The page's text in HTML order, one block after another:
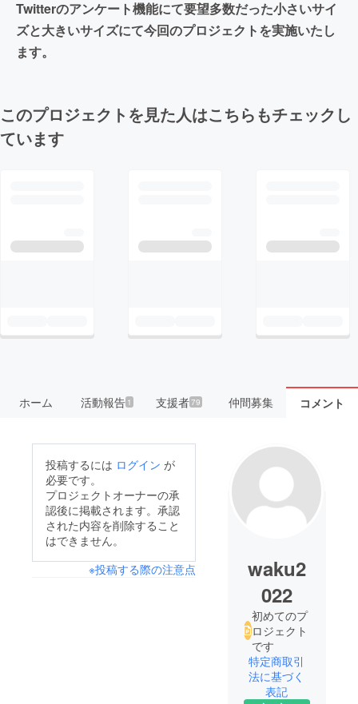
Twitterのアンケート機能にて要望多数だった小さいサイ
ズと大きいサイズにて今回のプロジェクトを実施いたし
ます。
このプロジェクトを見た人はこちらもチェックし
ています
ホーム 活動報告1 支援者79 仲間募集 コメント
投稿するには ログイン が
必要です。
プロジェクトオーナーの承
認後に掲載されます。承認
された内容を削除すること
はできません。
※投稿する際の注意点
waku2
022
初めてのプ
ロジェクト
です
特定商取引
法に基づく
表記